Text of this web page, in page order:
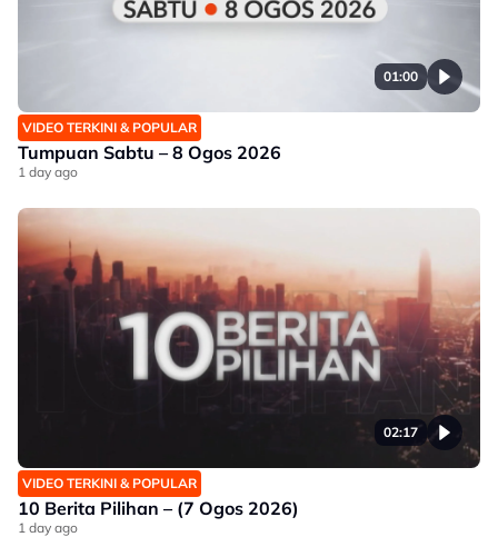
01:00
VIDEO TERKINI & POPULAR
Tumpuan Sabtu – 8 Ogos 2026
1 day ago
02:17
VIDEO TERKINI & POPULAR
10 Berita Pilihan – (7 Ogos 2026)
1 day ago